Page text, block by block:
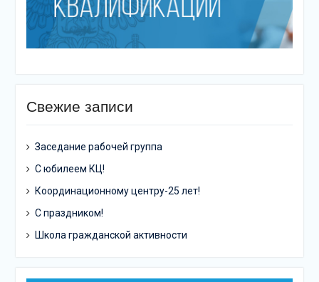
Свежие записи
Заседание рабочей группа
С юбилеем КЦ!
Координационному центру-25 лет!
С праздником!
Школа гражданской активности